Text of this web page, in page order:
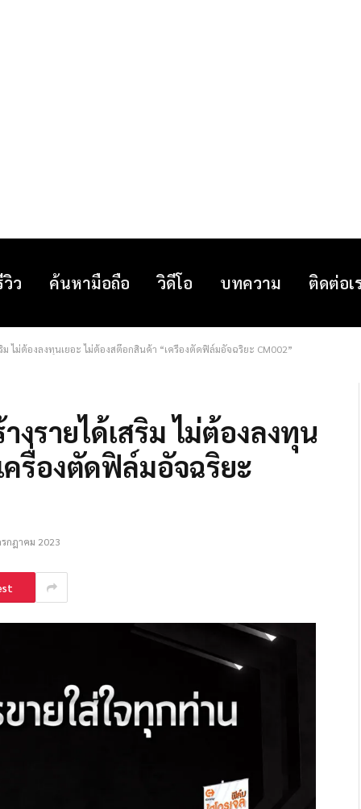
วิว ค้นหามือถือ วิดีโอ บทความ ติดต่อเ
ม ไม่ต้องลงทุนเยอะ ไม่ต้องสต๊อกสินค้า “เครื่องตัดฟิล์มอัจฉริยะ CM002”
งรายได้เสริม ไม่ต้องลงทุน
ครื่องตัดฟิล์มอัจฉริยะ
กฎาคม 2023